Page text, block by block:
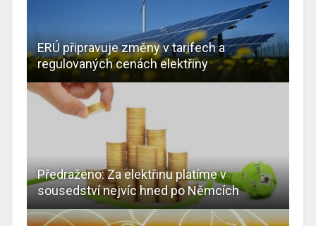
ERÚ připravuje změny v tarifech a
regulovaných cenách elektřiny
Předraženo: Za elektřinu platíme v
sousedství nejvíc hned po Němcích